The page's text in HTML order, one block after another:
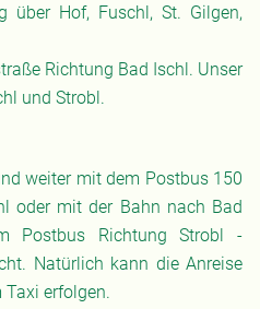
über Hof, Fuschl, St. Gilgen,
Richtung Bad Ischl. Unser
und Strobl.
weiter mit dem Postbus 150
oder mit der Bahn nach Bad
Postbus Richtung Strobl -
Natürlich kann die Anreise
Taxi erfolgen.